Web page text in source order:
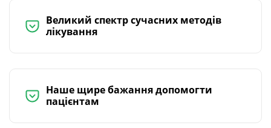
Великий спектр сучасних методів
лікування
Наше щире бажання допомогти
пацієнтам